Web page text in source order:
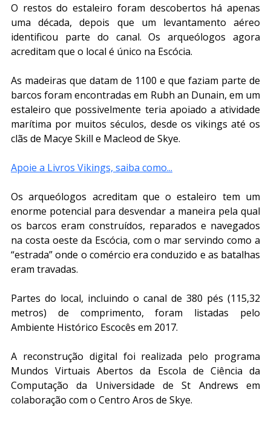
O restos do estaleiro foram descobertos há apenas
uma década, depois que um levantamento aéreo
identificou parte do canal. Os arqueólogos agora
acreditam que o local é único na Escócia.
As madeiras que datam de 1100 e que faziam parte de
barcos foram encontradas em Rubh an Dunain, em um
estaleiro que possivelmente teria apoiado a atividade
marítima por muitos séculos, desde os vikings até os
clãs de Macye Skill e Macleod de Skye.
Apoie a Livros Vikings, saiba como...
Os arqueólogos acreditam que o estaleiro tem um
enorme potencial para desvendar a maneira pela qual
os barcos eram construídos, reparados e navegados
na costa oeste da Escócia, com o mar servindo como a
“estrada” onde o comércio era conduzido e as batalhas
eram travadas.
Partes do local, incluindo o canal de 380 pés (115,32
metros) de comprimento, foram listadas pelo
Ambiente Histórico Escocês em 2017.
A reconstrução digital foi realizada pelo programa
Mundos Virtuais Abertos da Escola de Ciência da
Computação da Universidade de St Andrews em
colaboração com o Centro Aros de Skye.